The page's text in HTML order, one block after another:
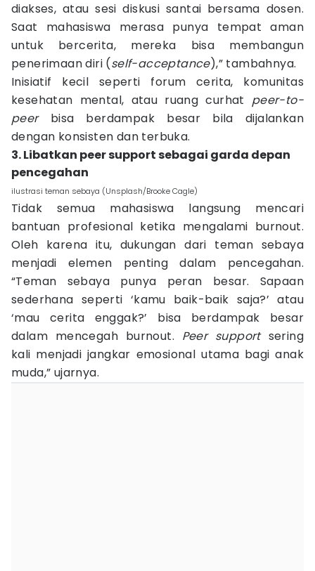
diakses, atau sesi diskusi santai bersama dosen.
Saat mahasiswa merasa punya tempat aman
untuk bercerita, mereka bisa membangun
penerimaan diri (self-acceptance),” tambahnya.
Inisiatif kecil seperti forum cerita, komunitas
kesehatan mental, atau ruang curhat peer-to-
peerbisa berdampak besar bila dijalankan
dengan konsisten dan terbuka.
3. Libatkan peer support sebagai garda depan
pencegahan
ilustrasi teman sebaya (Unsplash/Brooke Cagle)
Tidak semua mahasiswa langsung mencari
bantuan profesional ketika mengalami burnout.
Oleh karena itu, dukungan dari teman sebaya
menjadi elemen penting dalam pencegahan.
“Teman sebaya punya peran besar. Sapaan
sederhana seperti ‘kamu baik-baik saja?’ atau
‘mau cerita enggak?’ bisa berdampak besar
dalam mencegah burnout. Peer supportsering
kali menjadi jangkar emosional utama bagi anak
muda,” ujarnya.